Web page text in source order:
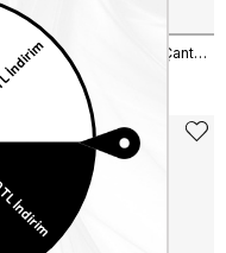
Guess Marion Kadın Çapraz Çanta HWWG8072190
₺7.830,00